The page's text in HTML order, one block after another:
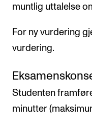
muntlig uttalelse
For ny vurdering
vurdering.
Studenten
minutter